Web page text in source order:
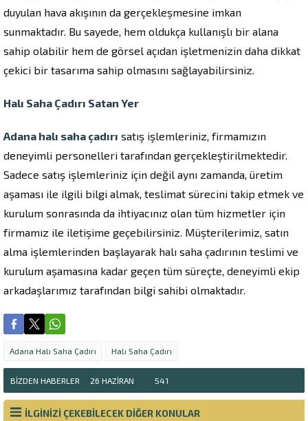
duyulan hava akışının da gerçekleşmesine imkan
sunmaktadır. Bu sayede, hem oldukça kullanışlı bir alana
sahip olabilir hem de görsel açıdan işletmenizin daha dikkat
çekici bir tasarıma sahip olmasını sağlayabilirsiniz.
Halı Saha Çadırı Satan Yer
Adana halı saha çadırı satış işlemleriniz, firmamızın
deneyimli personelleri tarafından gerçekleştirilmektedir.
Sadece satış işlemleriniz için değil aynı zamanda, üretim
aşaması ile ilgili bilgi almak, teslimat sürecini takip etmek ve
kurulum sonrasında da ihtiyacınız olan tüm hizmetler için
firmamız ile iletişime geçebilirsiniz. Müşterilerimiz, satın
alma işlemlerinden başlayarak halı saha çadırının teslimi ve
kurulum aşamasına kadar geçen tüm süreçte, deneyimli ekip
arkadaşlarımız tarafından bilgi sahibi olmaktadır.
Adana Halı Saha Çadırı Halı Saha Çadırı
BIZDEN HABERLER 26 HAZIRAN 541
İLGİNİZİ ÇEKEBİLECEK DİĞER KONULAR